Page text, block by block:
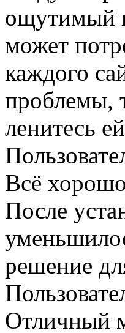
ощутимый
может
каждого
проблемы,
ленитесь
Всё хорошо
После
решение
Отличный